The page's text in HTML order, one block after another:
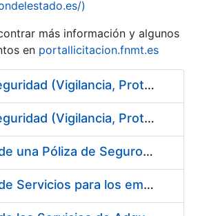
)
más información y algunos
en portallicitacion.fnmt.es
Servicio de Seguridad (Vigilancia, Protección y Control) en los centros de la FNMT-RCM en Burgos
Servicio de Seguridad (Vigilancia, Protección y Control) en los centros de la FNMT-RCM en Madrid
Contratación de una Póliza de Seguro Colectivo de Asistencia Sanitaria para la Fábrica Nacional de Moneda y Timbre – Real Casa de la Moneda
Contratación de Servicios para los empleados de la Fábrica Nacional de Moneda y Timbre-Real Casa de la Moneda para el año 2020, en ejecución de la sentencia número 511/2020 de la Sala de lo Social del Tribunal Supremo (Cesta de Navidad)